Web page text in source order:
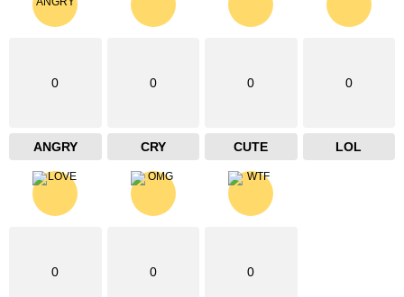
0
ANGRY
0
CRY
0
CUTE
0
LOL
0 0 0